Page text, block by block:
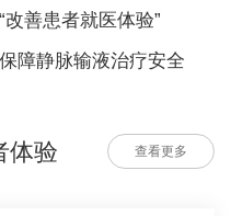
善患者就医体验”
障静脉输液治疗安全
体验 查看更多